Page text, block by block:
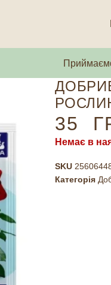
35
Немає в
SKU
Категорія